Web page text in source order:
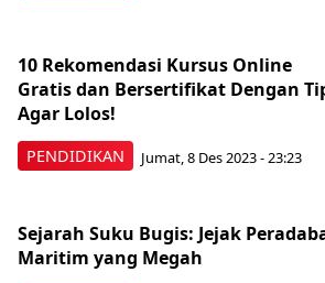
PENDIDIKAN
10 Rekomendasi Kursus Online
Gratis dan Bersertifikat Dengan
Agar Lolos!
Jumat, 8 Des 2023 - 23:23
Sejarah Suku Bugis: Jejak
Maritim yang Megah